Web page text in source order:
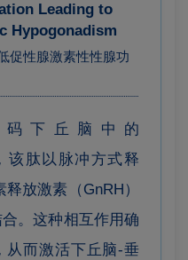
Leading to
Hypogonadism
促性腺激素性性腺功
码下丘脑中的
该肽以脉冲方式释
放激素（GnRH）
。这种相互作用确
从而激活下丘脑-垂